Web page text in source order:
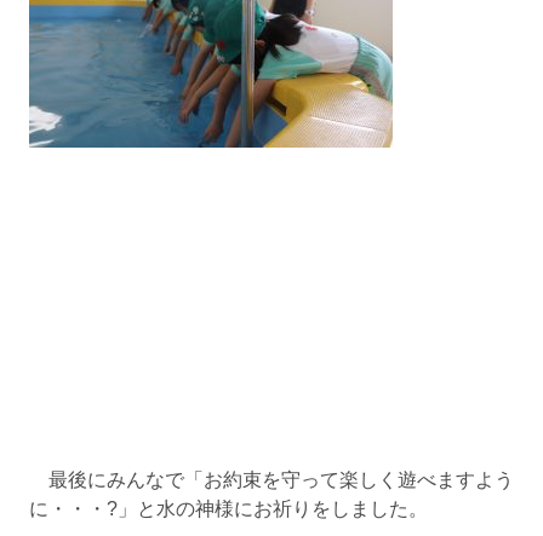
最後にみんなで「お約束を守って楽しく遊べますよう
に・・・?」と水の神様にお祈りをしました。